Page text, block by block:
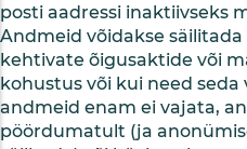
posti aadressi inaktiivseks
Andmeid võidakse
kehtivate õigusaktide või
kohustus või kui need
andmeid enam ei vajata,
pöördumatult (ja